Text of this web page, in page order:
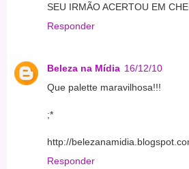
SEU IRMÃO ACERTOU EM
Responder
Beleza na Mídia 16/12/10
Que palette maravilhosa!!!
;*
http://
Responder